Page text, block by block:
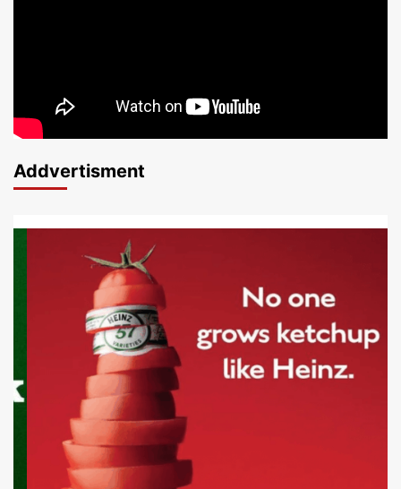
Addvertisment